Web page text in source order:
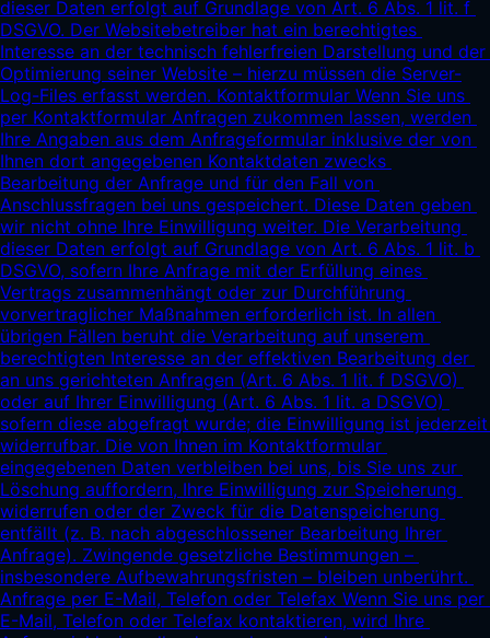
dieser Daten erfolgt auf Grundlage von Art. 6 Abs. 1 lit. f
DSGVO. Der Websitebetreiber hat ein berechtigtes
Interesse an der technisch fehlerfreien Darstellung und der
Optimierung seiner Website – hierzu müssen die Server-
Log-Files erfasst werden. Kontaktformular Wenn Sie uns
per Kontaktformular Anfragen zukommen lassen, werden
Ihre Angaben aus dem Anfrageformular inklusive der von
Ihnen dort angegebenen Kontaktdaten zwecks
Bearbeitung der Anfrage und für den Fall von
Anschlussfragen bei uns gespeichert. Diese Daten geben
wir nicht ohne Ihre Einwilligung weiter. Die Verarbeitung
dieser Daten erfolgt auf Grundlage von Art. 6 Abs. 1 lit. b
DSGVO, sofern Ihre Anfrage mit der Erfüllung eines
Vertrags zusammenhängt oder zur Durchführung
vorvertraglicher Maßnahmen erforderlich ist. In allen
übrigen Fällen beruht die Verarbeitung auf unserem
berechtigten Interesse an der effektiven Bearbeitung der
an uns gerichteten Anfragen (Art. 6 Abs. 1 lit. f DSGVO)
oder auf Ihrer Einwilligung (Art. 6 Abs. 1 lit. a DSGVO)
sofern diese abgefragt wurde; die Einwilligung ist jederzeit
widerrufbar. Die von Ihnen im Kontaktformular
eingegebenen Daten verbleiben bei uns, bis Sie uns zur
Löschung auffordern, Ihre Einwilligung zur Speicherung
widerrufen oder der Zweck für die Datenspeicherung
entfällt (z. B. nach abgeschlossener Bearbeitung Ihrer
Anfrage). Zwingende gesetzliche Bestimmungen –
insbesondere Aufbewahrungsfristen – bleiben unberührt.
Anfrage per E-Mail, Telefon oder Telefax Wenn Sie uns per
E-Mail, Telefon oder Telefax kontaktieren, wird Ihre